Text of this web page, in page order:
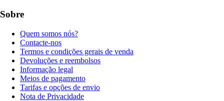
Sobre
Quem somos nós?
Contacte-nos
Termos e condições gerais de venda
Devoluções e reembolsos
Informação legal
Meios de pagamento
Tarifas e opções de envio
Nota de Privacidade